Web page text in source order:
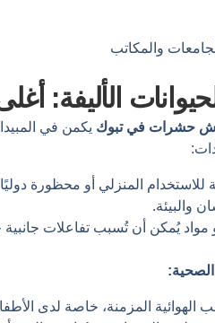
والمكاتب
الأليفة:
حشرات في تبوك يكمن في
المنزلي أو محظورة دوليًا
والبيئة.
يُمكن أن تُسبب تفاعلات
الهوائية المزمنة، خاصة لدى